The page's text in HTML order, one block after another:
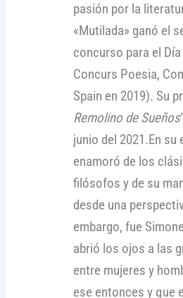
pasión por la
«Mutilada» ganó el
concurso para el
Concurs Poesia,
Spain en 2019). Su
Remolino de Sueños
junio del 2021.En
enamoró de los
filósofos y de su
desde una
embargo, fue
abrió los ojos a las
entre mujeres y
ese entonces y que